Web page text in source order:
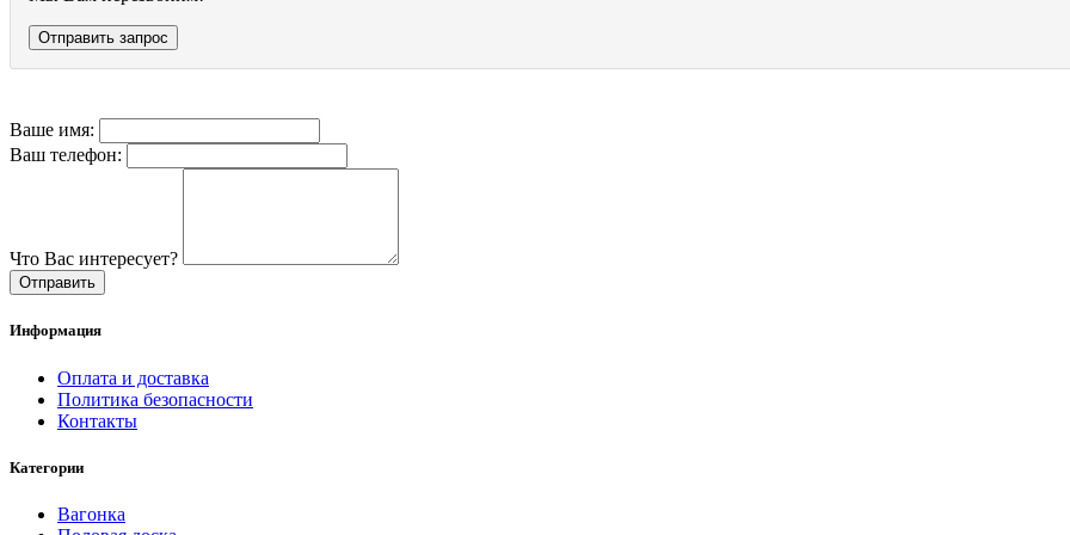
Отправить запрос
Ваше имя:
Ваш телефон:
Что Вас интересует?
Отправить
Информация
Оплата и доставка
Политика безопасности
Контакты
Категории
Вагонка